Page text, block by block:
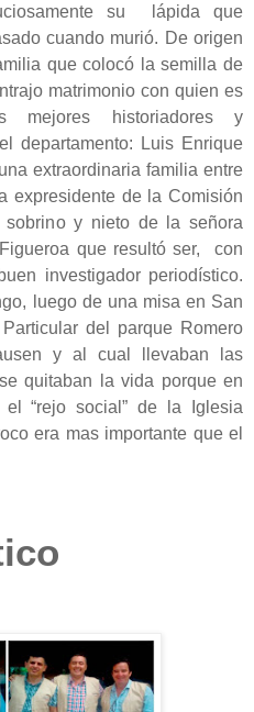
su lápida que
cuando murió. De origen
que colocó la semilla de
matrimonio con quien es
mejores historiadores y
departamento: Luis Enrique
extraordinaria familia entre
expresidente de la Comisión
y nieto de la señora
que resultó ser, con
investigador periodístico.
luego de una misa en San
del parque Romero
y al cual llevaban las
quitaban la vida porque en
“rejo social” de la Iglesia
era mas importante que el